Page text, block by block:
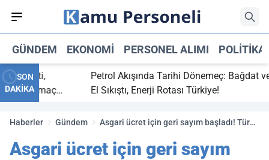
GÜNDEM EKONOMI PERSONEL ALIMI POLITIKA
SON
DAKİKA
bitti,
maç
Petrol Akışında Tarihi Dönemeç: Bağdat ve
El Sıkıştı, Enerji Rotası Türkiye!
Haberler Gündem
Asgari ücret için geri sayım başladı! Türk
verildi
Asgari ücret için geri sayım